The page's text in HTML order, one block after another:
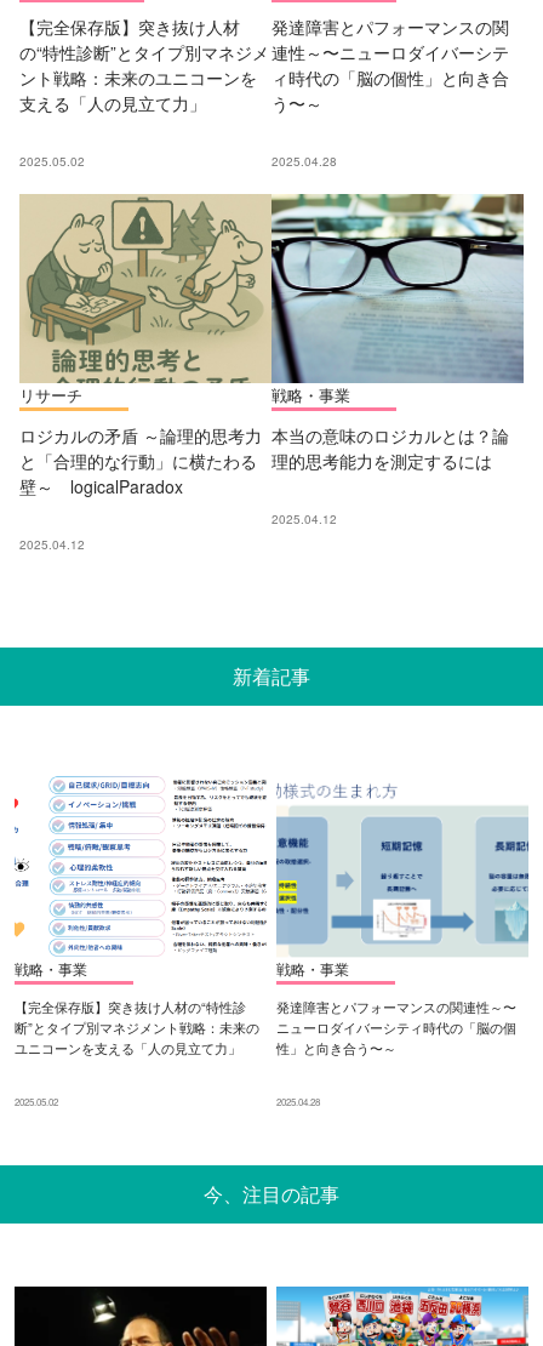
【完全保存版】突き抜け人材
の“特性診断”とタイプ別マネジメ
ント戦略：未来のユニコーンを
支える「人の見立て力」
2025.05.02
発達障害とパフォーマンスの関
連性～〜ニューロダイバーシテ
ィ時代の「脳の個性」と向き合
う〜～
2025.04.28
リサーチ
ロジカルの矛盾 ～論理的思考力
と「合理的な行動」に横たわる
壁～ logicalParadox
2025.04.12
戦略・事業
本当の意味のロジカルとは？論
理的思考能力を測定するには
2025.04.12
新着記事
戦略・事業
【完全保存版】突き抜け人材の“特性診
断”とタイプ別マネジメント戦略：未来の
ユニコーンを支える「人の見立て力」
2025.05.02
戦略・事業
発達障害とパフォーマンスの関連性～〜
ニューロダイバーシティ時代の「脳の個
性」と向き合う〜～
2025.04.28
今、注目の記事